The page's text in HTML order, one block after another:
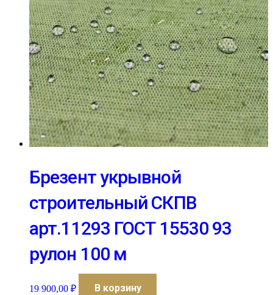
Брезент укрывной
строительный СКПВ
арт.11293 ГОСТ 15530 93
рулон 100 м
19 900,00 ₽ В корзину